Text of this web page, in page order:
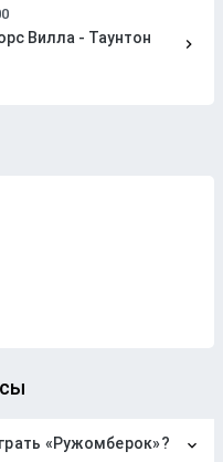
Вилла - Таунтон
«Ружомберок»?